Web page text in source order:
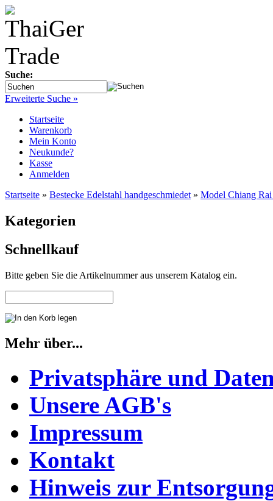
Suche:
Erweiterte Suche »
Startseite
Warenkorb
Mein Konto
Neukunde?
Kasse
Anmelden
Startseite » Bestecke Edelstahl handgeschmiedet » Model Chiang
Kategorien
Schnellkauf
Bitte geben Sie die Artikelnummer aus unserem Katalog ein.
Mehr über...
Privatsphäre und
Unsere AGB's
Impressum
Kontakt
Hinweis zur